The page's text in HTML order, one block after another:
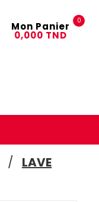
0
Mon Panier
0,000 TND
LAVE